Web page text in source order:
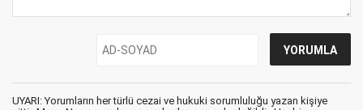
UYARI: Yorumların her türlü cezai ve hukuki sorumluluğu yazan kişiye